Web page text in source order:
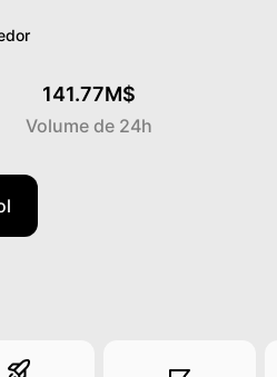
141.77M$
Volume de 24h